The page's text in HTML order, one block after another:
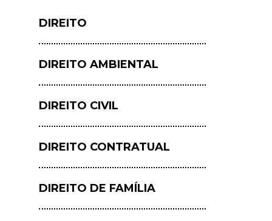
DIREITO
DIREITO AMBIENTAL
DIREITO CIVIL
DIREITO CONTRATUAL
DIREITO DE FAMÍLIA